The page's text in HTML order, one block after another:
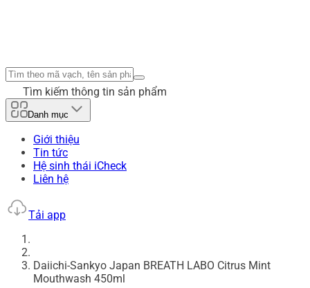
Tìm kiếm thông tin sản phẩm
Danh mục
Giới thiệu
Tin tức
Hệ sinh thái iCheck
Liên hệ
Tải app
Daiichi-Sankyo Japan BREATH LABO Citrus Mint
Mouthwash 450ml